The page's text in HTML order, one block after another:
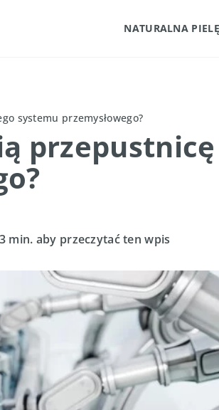
NATURALNA
systemu przemysłowego?
min. aby przeczytać ten wpis